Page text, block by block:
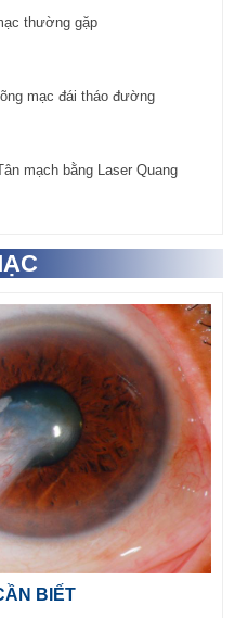
thường gặp
mạc đái tháo đường
mạch bằng Laser Quang
BIẾT